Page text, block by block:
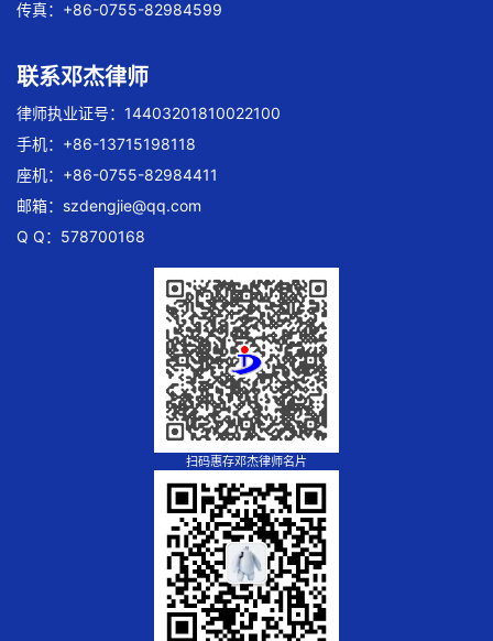
传真：+86-0755-82984599
联系邓杰律师
律师执业证号：14403201810022100
手机：+86-13715198118
座机：+86-0755-82984411
邮箱： szdengjie@qq.com
Q Q：578700168
扫码惠存邓杰律师名片